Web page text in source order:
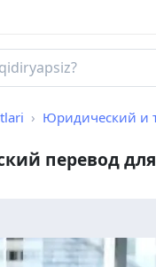
Юридический и
перевод